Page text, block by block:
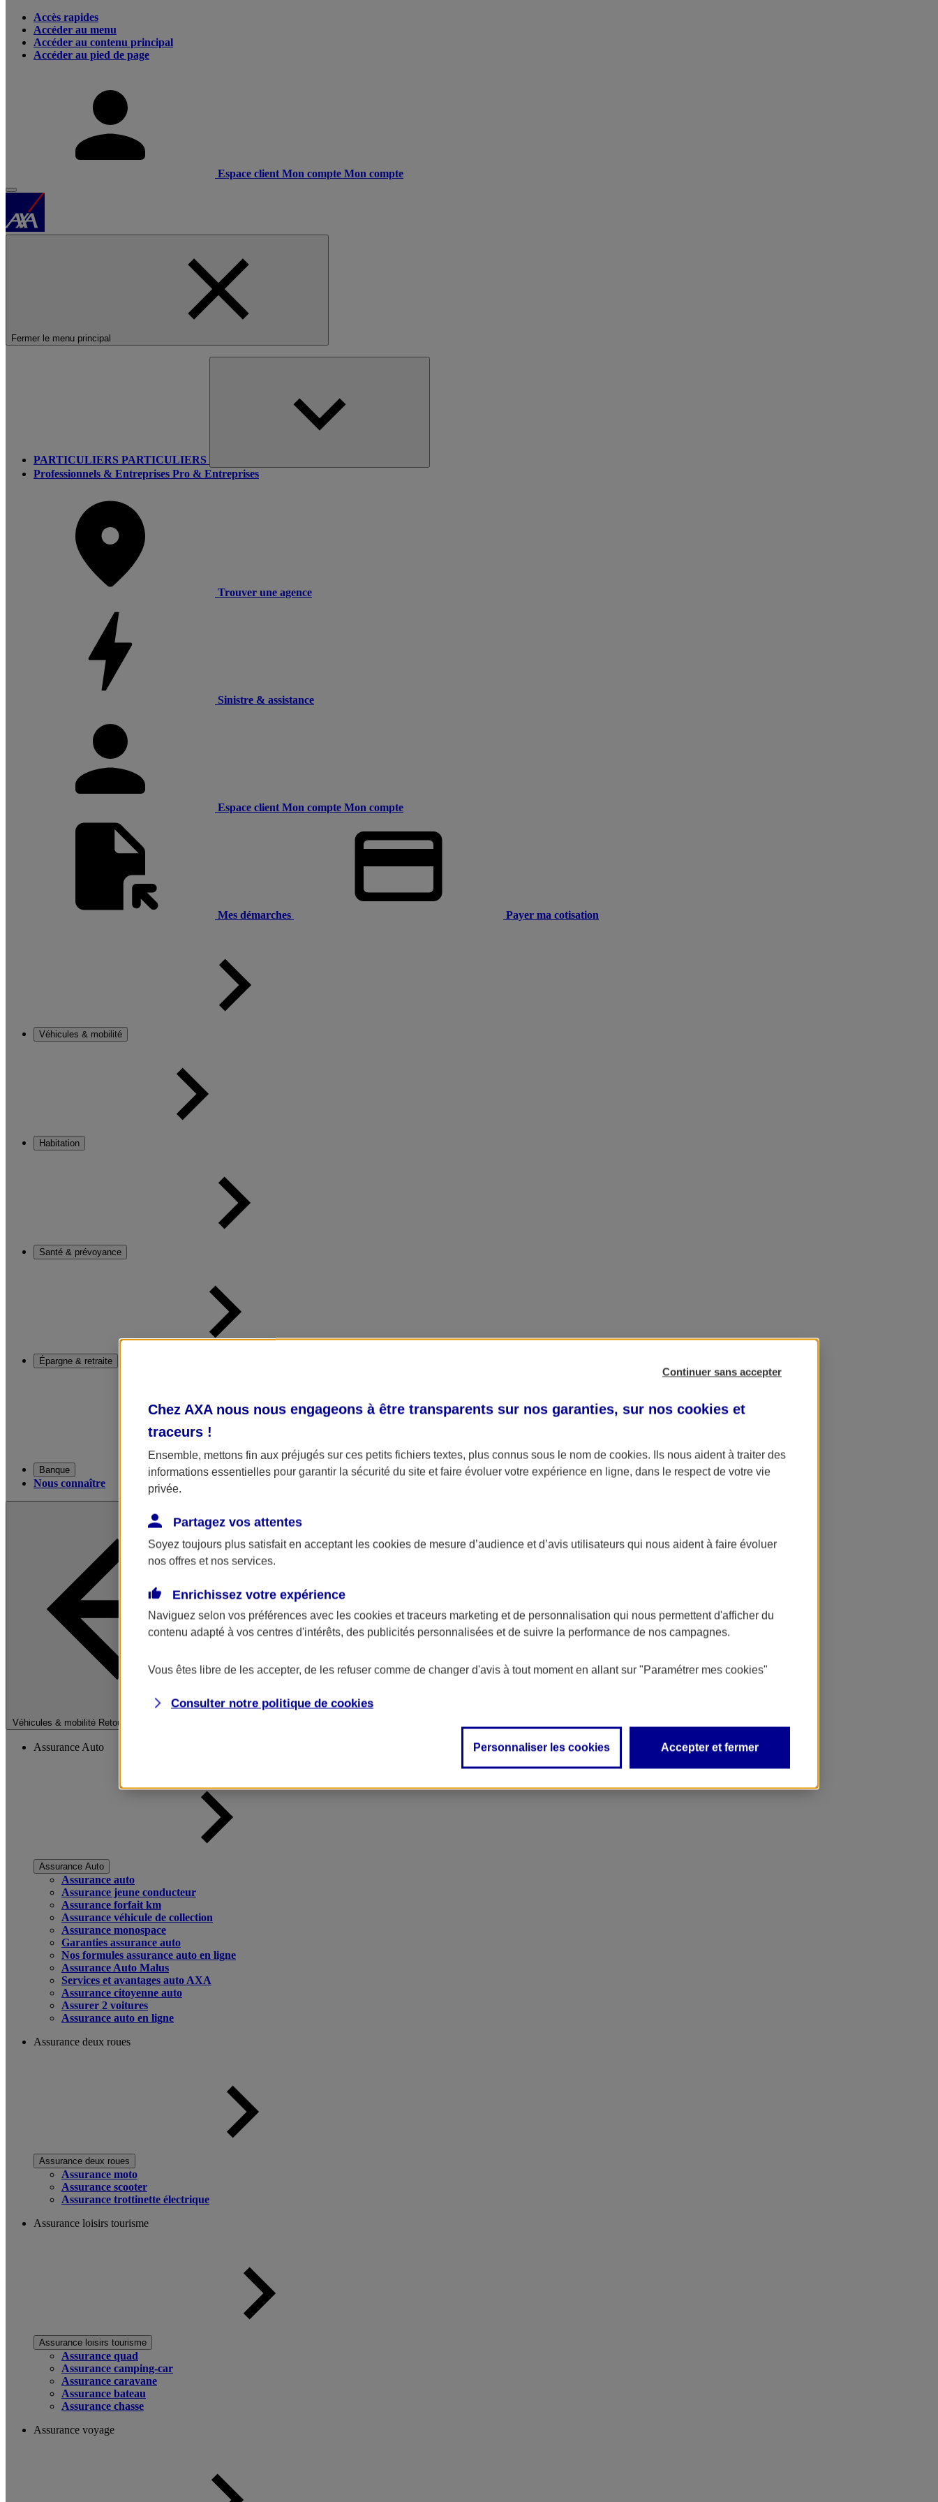
Accès rapides
Accéder au menu
Accéder au contenu principal
Accéder au pied de page
Espace client Mon compte Mon compte
Fermer le menu principal
PARTICULIERS PARTICULIERS
Professionnels & Entreprises Pro & Entreprises
Trouver une agence
Sinistre & assistance
Espace client Mon compte Mon compte
Mes démarches Payer ma cotisation
Véhicules & mobilité
Habitation
Santé & prévoyance
Épargne & retraite
Banque
Nous connaître
Véhicules & mobilité Retour à la section précédente
Fermer le menu principal
Assurance Auto
Assurance Auto
Assurance auto
Assurance jeune conducteur
Assurance forfait km
Assurance véhicule de collection
Assurance monospace
Garanties assurance auto
Nos formules assurance auto en ligne
Assurance Auto Malus
Services et avantages auto AXA
Assurance citoyenne auto
Assurer 2 voitures
Assurance auto en ligne
Assurance deux roues
Assurance deux roues
Assurance moto
Assurance scooter
Assurance trottinette électrique
Assurance loisirs tourisme
Assurance loisirs tourisme
Assurance quad
Assurance camping-car
Assurance caravane
Assurance bateau
Assurance chasse
Assurance voyage
Continuer sans accepter
Chez AXA nous nous engageons à être transparents sur nos garanties, sur nos cookies et
traceurs !
Ensemble, mettons fin aux préjugés sur ces petits fichiers textes, plus connus sous le nom de cookies. Ils nous aident à traiter des
informations essentielles pour garantir la sécurité du site et faire évoluer votre expérience en ligne, dans le respect de votre vie
privée.
Partagez vos attentes
Soyez toujours plus satisfait en acceptant les cookies de mesure d’audience et d’avis utilisateurs qui nous aident à faire évoluer
nos offres et nos services.
Enrichissez votre expérience
Naviguez selon vos préférences avec les cookies et traceurs marketing et de personnalisation qui nous permettent d'afficher du
contenu adapté à vos centres d'intérêts, des publicités personnalisées et de suivre la performance de nos campagnes.
Vous êtes libre de les accepter, de les refuser comme de changer d'avis à tout moment en allant sur "Paramétrer mes cookies"
Consulter notre politique de cookies
Personnaliser les cookies Accepter et fermer